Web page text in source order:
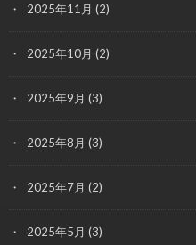
2025年11月 (2)
2025年10月 (2)
2025年9月 (3)
2025年8月 (3)
2025年7月 (2)
2025年5月 (3)